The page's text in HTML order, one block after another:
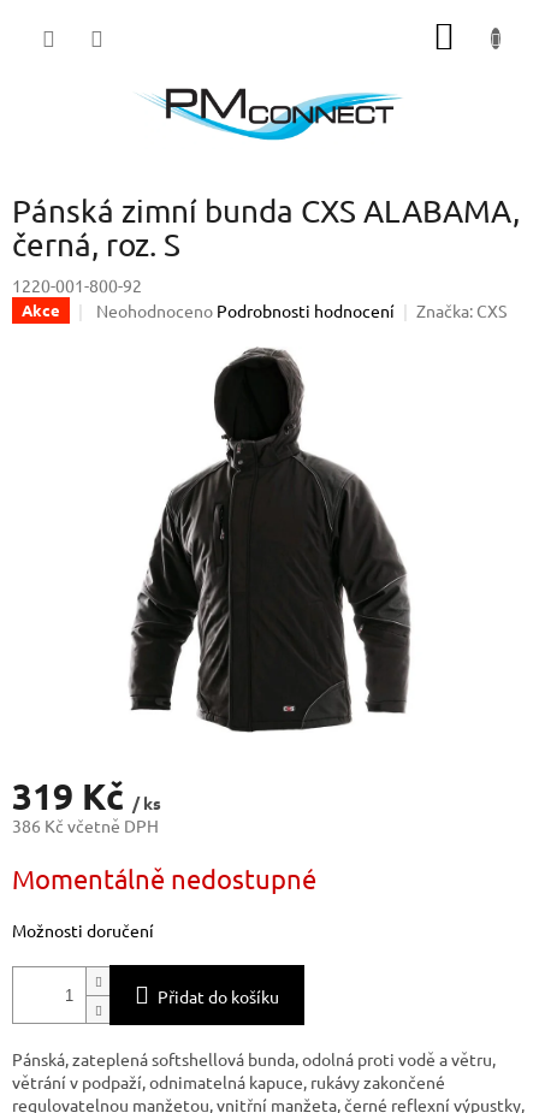
Pánská zimní bunda CXS ALABAMA,
černá, roz. S
1220-001-800-92
Akce
Průměrné
Neohodnoceno Podrobnosti hodnocení Značka: CXS
319 Kč / ks
386 Kč včetně DPH
cena:
Momentálně nedostupné
Možnosti doručení
Přidat do košíku
Pánská, zateplená softshellová bunda, odolná proti vodě a větru,
větrání v podpaží, odnimatelná kapuce, rukávy zakončené
regulovatelnou manžetou, vnitřní manžeta, černé reflexní výpustky,